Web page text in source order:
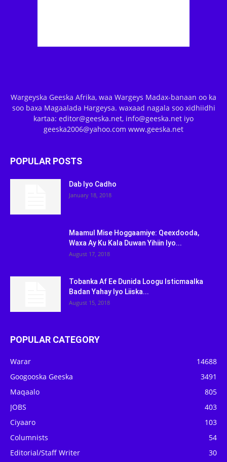
Wargeyska Geeska Afrika, waa Wargeys Madax-banaan oo ka
soo baxa Magaalada Hargeysa. waxaad nagala soo xidhiidhi
kartaa: editor@geeska.net, info@geeska.net iyo
geeska2006@yahoo.com www.geeska.net
POPULAR POSTS
Dab Iyo Cadho
January 18, 2018
Maamul Mise Hoggaamiye: Qeexdooda,
Waxa Ay Ku Kala Duwan Yihiin Iyo...
August 17, 2018
Tobanka Af Ee Dunida Loogu Isticmaalka
Badan Yahay Iyo Liiska...
August 15, 2018
POPULAR CATEGORY
Warar
14688
Googooska Geeska
3491
Maqaalo
805
JOBS
403
Ciyaaro
103
Columnists
54
Editorial/Staff Writer
30